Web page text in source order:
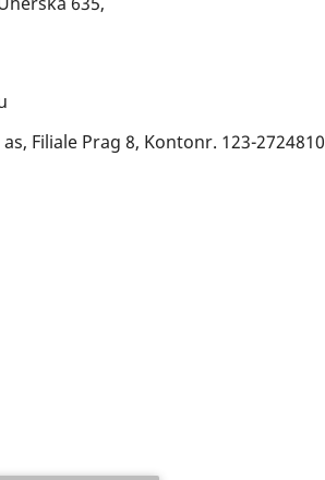
Filiale Prag 8, Kontonr. 123-